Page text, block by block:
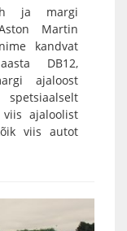
ja margi
Martin
kandvat
DB12,
ajaloost
ajaloolist
viis autot